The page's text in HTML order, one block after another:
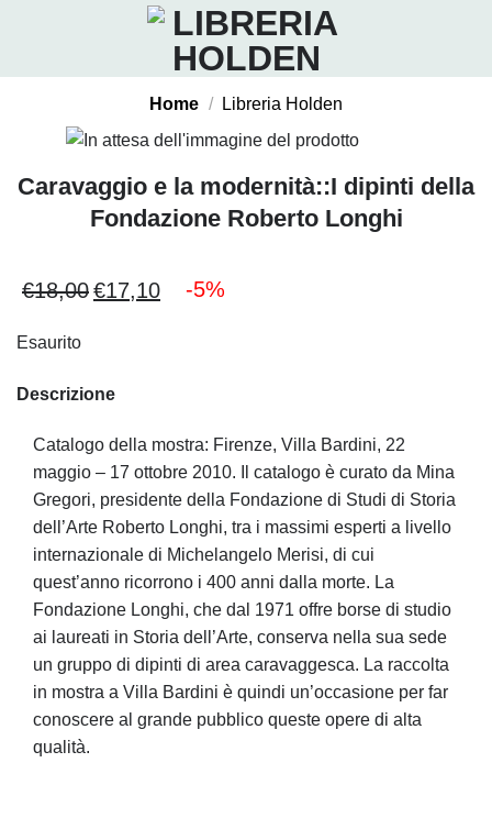
Home / Libreria Holden
Caravaggio e la modernità::I dipinti della
Fondazione Roberto Longhi
€18,00 Il
€18,00.
€17,10Il
-5%
Esaurito
Descrizione
Catalogo della mostra: Firenze, Villa Bardini, 22
maggio – 17 ottobre 2010. Il catalogo è curato da Mina
Gregori, presidente della Fondazione di Studi di Storia
dell’Arte Roberto Longhi, tra i massimi esperti a livello
internazionale di Michelangelo Merisi, di cui
quest’anno ricorrono i 400 anni dalla morte. La
Fondazione Longhi, che dal 1971 offre borse di studio
ai laureati in Storia dell’Arte, conserva nella sua sede
un gruppo di dipinti di area caravaggesca. La raccolta
in mostra a Villa Bardini è quindi un’occasione per far
conoscere al grande pubblico queste opere di alta
qualità.